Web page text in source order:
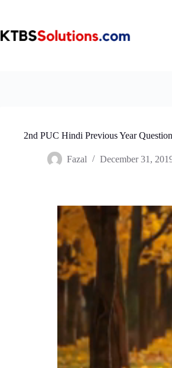
2nd PUC Hindi Previous Year
Fazal December 31,